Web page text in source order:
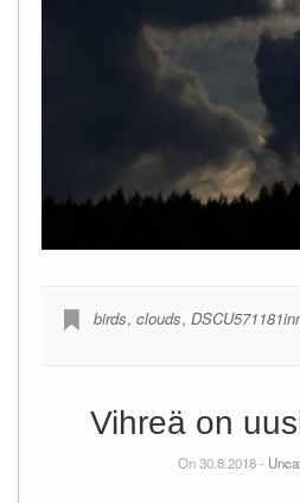
birds,clouds,
Vihreä on
On 30.8.2018 -